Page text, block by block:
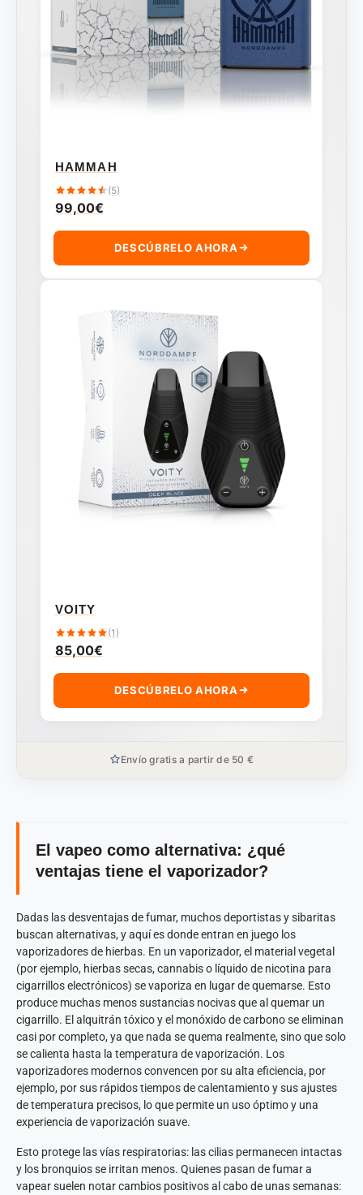
HAMMAH
(5)
99,00€
DESCÚBRELO AHORA
VOITY
(1)
85,00€
DESCÚBRELO AHORA
Envío gratis a partir de 50 €
El vapeo como alternativa: ¿qué
ventajas tiene el vaporizador?
Dadas las desventajas de fumar, muchos deportistas y sibaritas
buscan alternativas, y aquí es donde entran en juego los
vaporizadores de hierbas. En un vaporizador, el material vegetal
(por ejemplo, hierbas secas, cannabis o líquido de nicotina para
cigarrillos electrónicos) se vaporiza en lugar de quemarse. Esto
produce muchas menos sustancias nocivas que al quemar un
cigarrillo. El alquitrán tóxico y el monóxido de carbono se eliminan
casi por completo, ya que nada se quema realmente, sino que solo
se calienta hasta la temperatura de vaporización. Los
vaporizadores modernos convencen por su alta eficiencia, por
ejemplo, por sus rápidos tiempos de calentamiento y sus ajustes
de temperatura precisos, lo que permite un uso óptimo y una
experiencia de vaporización suave.
Esto protege las vías respiratorias: las cilias permanecen intactas
y los bronquios se irritan menos. Quienes pasan de fumar a
vapear suelen notar cambios positivos al cabo de unas semanas: